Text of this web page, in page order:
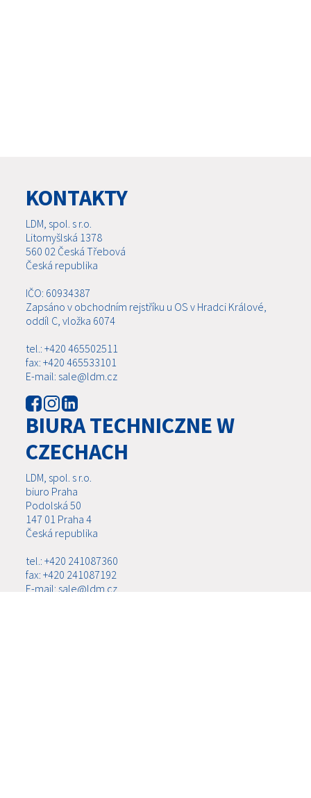
KONTAKTY
LDM, spol. s r.o.
Litomyšlská 1378
560 02 Česká Třebová
Česká republika
IČO: 60934387
Zapsáno v obchodním rejstříku u OS v Hradci Králové,
oddíl C, vložka 6074
tel.: +420 465502511
fax: +420 465533101
E-mail: sale@ldm.cz
BIURA TECHNICZNE W
CZECHACH
LDM, spol. s r.o.
biuro Praha
Podolská 50
147 01 Praha 4
Česká republika
tel.: +420 241087360
fax: +420 241087192
E-mail: sale@ldm.cz